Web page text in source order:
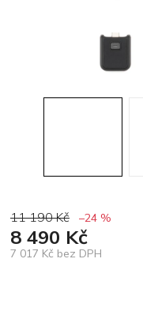
11 190 Kč –24 %
8 490 Kč
7 017 Kč bez DPH